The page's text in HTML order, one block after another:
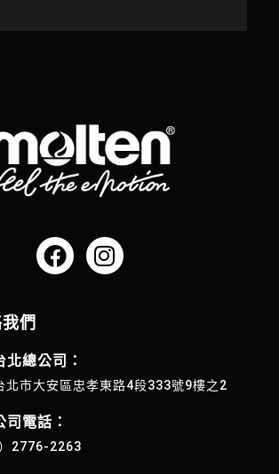
們
北總公司：
北市大安區忠孝東路4段333號9樓之2
司電話：
）2776-2263